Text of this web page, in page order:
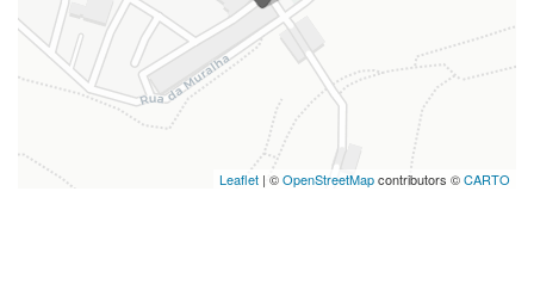
Leaflet | ©OpenStreetMapcontributors ©CARTO